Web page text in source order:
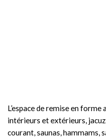
L’espace de remise en forme
intérieurs et extérieurs,
courant, saunas, hammams,